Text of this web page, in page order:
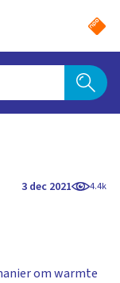
3 dec 2021 4.4k
om warmte